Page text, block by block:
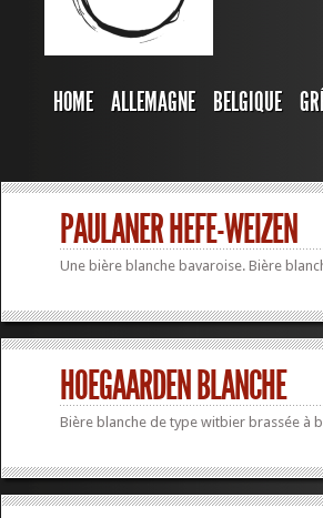
HOME ALLEMAGNE BELGIQUE
PAULANER HEFE-WEIZEN
Une bière blanche bavaroise. Bière
HOEGAARDEN BLANCHE
Bière blanche de type witbier brassée à